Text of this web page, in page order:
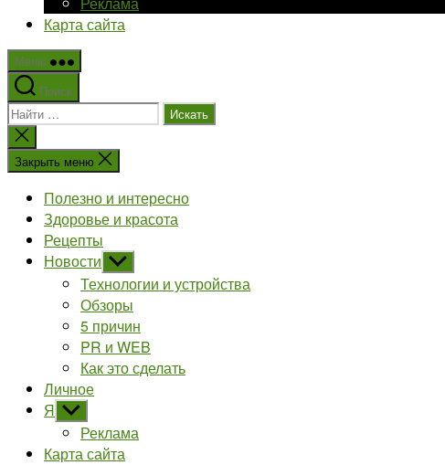
Карта сайта
Меню
Поиск
Поиск:
Закрыть
поиск
Закрыть меню
Полезно и интересно
Здоровье и красота
Рецепты
Новости Показывать
подменю
Технологии и устройства
Обзоры
5 причин
PR и WEB
Как это сделать
Личное
Я Показывать
подменю
Реклама
Карта сайта